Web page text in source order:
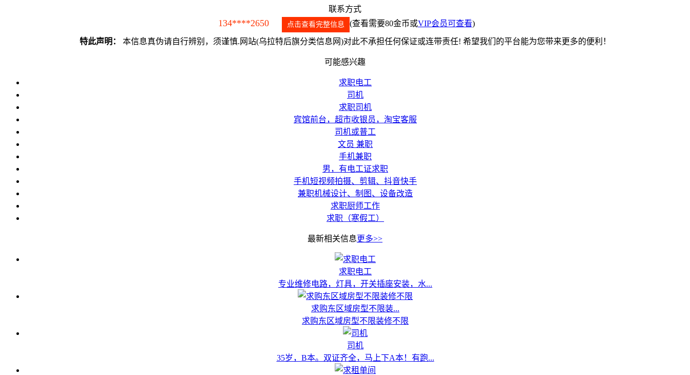
联系方式
134****2650 点击查看完整信息 (查看需要80金币或VIP会员可查看)
特此声明： 本信息真伪请自行辨别，须谨慎.网站(乌拉特后旗分类信息网)对此不承担任何保证或连带责任! 希望我们的平台能为您带来更多的便利！
可能感兴趣
求职电工
司机
求职司机
宾馆前台，超市收银员，淘宝客服
司机或普工
文员 兼职
手机兼职
男，有电工证求职
手机短视频拍摄、剪辑、抖音快手
兼职机械设计、制图、设备改造
求职厨师工作
求职（寒假工）
最新相关信息更多>>
求职电工
专业维修电路，灯具，开关插座安装，水...
求购东区域房型不限装...
求购东区域房型不限装修不限
司机
35岁，B本。双证齐全，马上下A本！有跑...